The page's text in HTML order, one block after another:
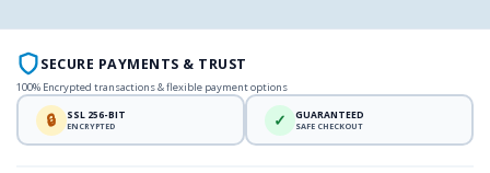
SECURE PAYMENTS & TRUST
100% Encrypted transactions & flexible payment options
🔒 SSL 256-BIT
ENCRYPTED ✓ GUARANTEED
SAFE CHECKOUT